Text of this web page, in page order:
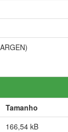
Tamanho
166,54 kB